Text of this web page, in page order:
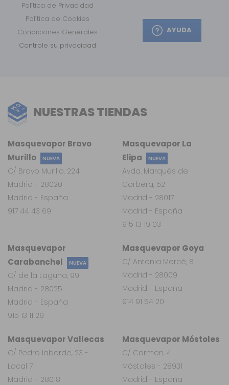
Política de Privacidad
Política de Cookies
Condiciones Generales
Controle su privacidad
AYUDA
NUESTRAS TIENDAS
Masquevapor
Carabanchel
NUEVA
C/ de la Laguna, 99
Madrid - 28025
Madrid - España
915 13 11 29
Masquevapor Vallecas
C/ Pedro laborde, 23 -
Local 7
Madrid - 28018
Masquevapor Móstoles
C/ Carmen, 4
Móstoles - 28931
Madrid - España
Masquevapor Goya
C/ Antonia Mercé, 8
Madrid - 28009
Madrid - España
914 91 54 20
Masquevapor La
Elipa
NUEVA
Avda. Marqués de
Corbera, 52
Madrid - 28017
Madrid - España
915 13 19 03
Masquevapor Bravo
Murillo
NUEVA
C/ Bravo Murillo, 224
Madrid - 28020
Madrid - España
917 44 43 69